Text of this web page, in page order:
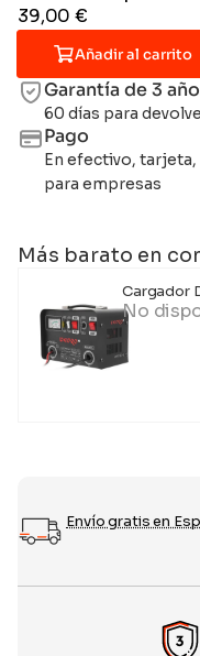
39,00€
Añadir al carrito
Garantía de 3
60 días para
Pago
En efectivo, tarjeta,
para empresas
Más barato en
Cargador
No
Envío gratis en